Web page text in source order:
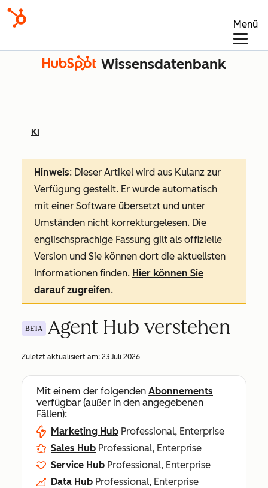
Menü
Wissensdatenbank
KI
Hinweis: Dieser Artikel wird aus Kulanz zur
Verfügung gestellt. Er wurde automatisch
mit einer Software übersetzt und unter
Umständen nicht korrekturgelesen. Die
englischsprachige Fassung gilt als offizielle
Version und Sie können dort die aktuellsten
Informationen finden. Hier können Sie
darauf zugreifen.
BETA Agent Hub verstehen
Zuletzt aktualisiert am: 23 Juli 2026
Mit einem der folgenden Abonnements
verfügbar (außer in den angegebenen
Fällen):
Marketing Hub Professional, Enterprise
Sales Hub Professional, Enterprise
Service Hub Professional, Enterprise
Data Hub Professional, Enterprise